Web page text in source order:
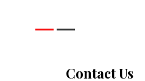
Contact Us